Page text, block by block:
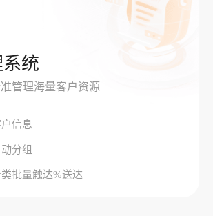
统
管理海量客户资源
信息
分组
批量触达%送达